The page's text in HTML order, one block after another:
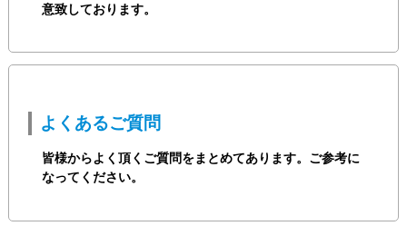
意致しております。
よくあるご質問
皆様からよく頂くご質問をまとめてあります。ご参考に
なってください。